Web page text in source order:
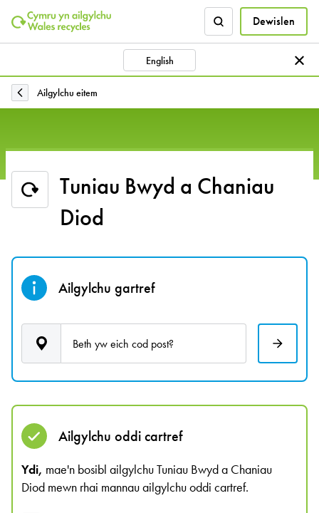
Dewislen
English
Ailgylchu eitem
Tuniau Bwyd a Chaniau
Diod
Ailgylchu gartref
Ailgylchu oddi cartref
Ydi, mae'n bosibl ailgylchu Tuniau Bwyd a Chaniau
Diod mewn rhai mannau ailgylchu oddi cartref.